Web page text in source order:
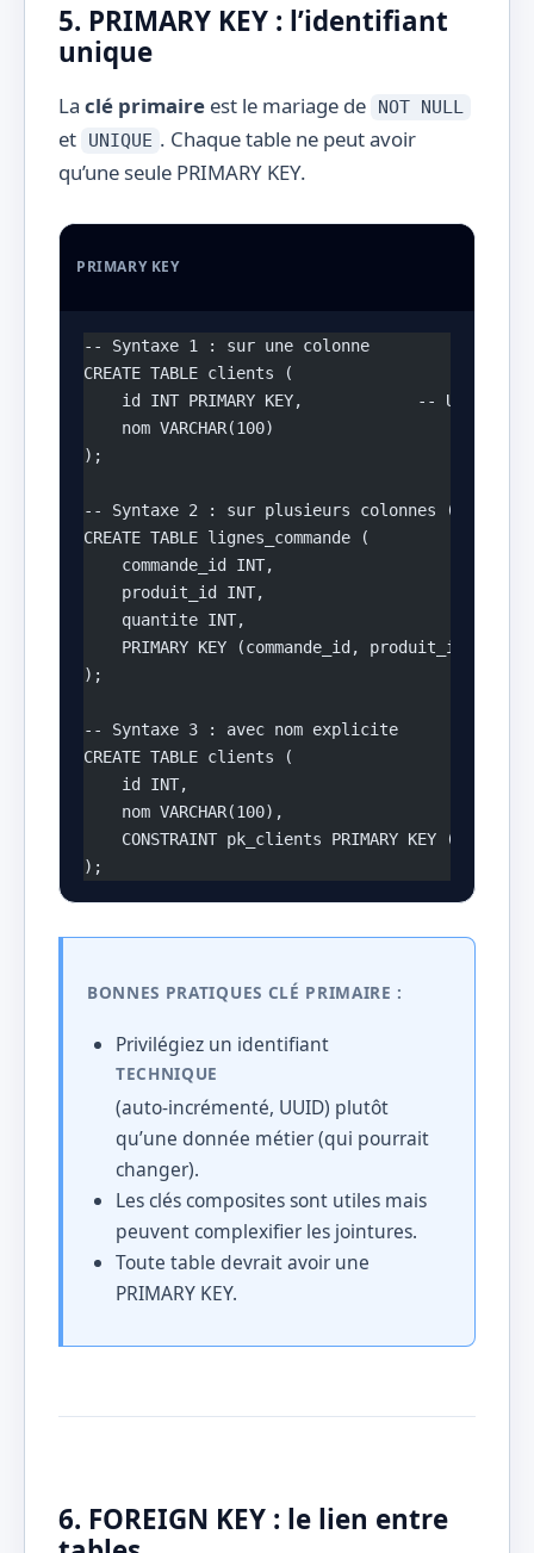
5. PRIMARY KEY : l’identifiant
unique
La clé primaire est le mariage de NOT NULL
et UNIQUE . Chaque table ne peut avoir
qu’une seule PRIMARY KEY.
PRIMARY KEY
-- Syntaxe 1 : sur une colonne
CREATE TABLE clients (
id INT PRIMARY KEY,            -- Unique,
    nom VARCHAR(100)
);
-- Syntaxe 2 : sur plusieurs colonnes (clé
CREATE TABLE lignes_commande (
    commande_id INT,
    produit_id INT,
    quantite INT,
PRIMARY KEY (commande_id, produit_id)  --
);
-- Syntaxe 3 : avec nom explicite
CREATE TABLE clients (
    id INT,
    nom VARCHAR(100),
    CONSTRAINT pk_clients PRIMARY KEY (id)
);
BONNES PRATIQUES CLÉ PRIMAIRE :
Privilégiez un identifiant
TECHNIQUE
(auto-incrémenté, UUID) plutôt
qu’une donnée métier (qui pourrait
changer).
Les clés composites sont utiles mais
peuvent complexifier les jointures.
Toute table devrait avoir une
PRIMARY KEY.
6. FOREIGN KEY : le lien entre